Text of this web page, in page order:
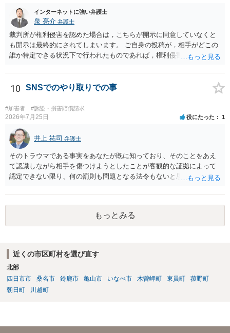
インターネットに強い弁護士
泉 亮介 弁護士
裁判所が権利侵害を認めた場合は，こちらが開示に同意していなくと
も開示は最終的にされてしまいます。 ご自身の投稿が，相手がどこの
誰か特定できる状況下で行われたものであれば，権利侵害性が認めら
いても，アカウントを特定したうえで，ネットストーカーとして晒し
たのであれば，かかる行為に権利侵害性が認められる可能性はあるで
10 SNSでのやり取りでの事
#加害者 #訴訟・損害賠償請求
2026年7月25日 役にたった 1
井上 祐司 弁護士
そのトラウマである事実をあなたが既に知っており、そのことをあえ
て認識しながら相手を傷つけようとしたことが客観的な証拠によって
認定できない限り、何の罰則も問題となる法令もないと思われます。
もっとみる
近くの市区町村を選び直す
北部
四日市市
桑名市 鈴鹿市 亀山市 いなべ市 木曽岬町 東員町
菰野町
朝日町
川越町